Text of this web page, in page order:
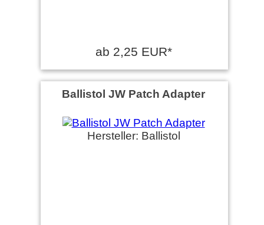
ab 2,25 EUR*
Ballistol JW Patch Adapter
Hersteller: Ballistol